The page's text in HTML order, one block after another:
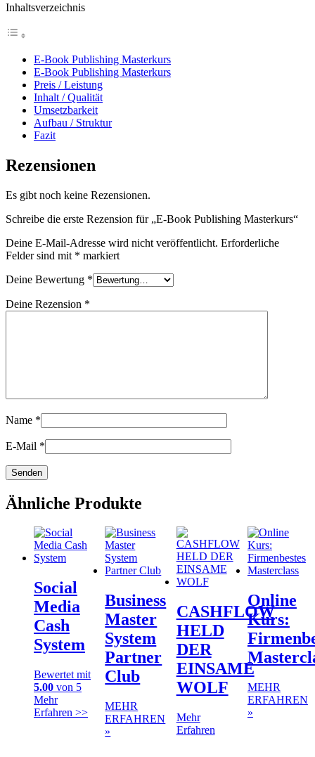
Inhaltsverzeichnis
E-Book Publishing Masterkurs
E-Book Publishing Masterkurs
Preis / Leistung
Inhalt / Qualität
Umsetzbarkeit
Aufbau / Struktur
Fazit
Rezensionen
Es gibt noch keine Rezensionen.
Schreibe die erste Rezension für „E-Book Publishing Masterkurs“
Deine E-Mail-Adresse wird nicht veröffentlicht. Erforderliche
Felder sind mit * markiert
Deine Bewertung *
Deine Rezension *
Name *
E-Mail *
Ähnliche Produkte
Social
Media
Cash
System
Bewertet mit
5.00 von 5
Mehr
Erfahren >>
Business
Master
System
Partner
Club
MEHR
ERFAHREN
»
CASHFLOW
HELD
DER
EINSAME
WOLF
Mehr
Erfahren
Online
Kurs:
MEHR
ERFAHREN
»